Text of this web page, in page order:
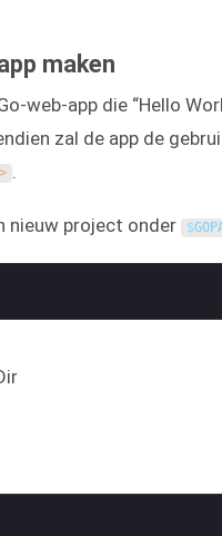
maken
web-app die “Hello
zal de app de
.
nieuw project onder $